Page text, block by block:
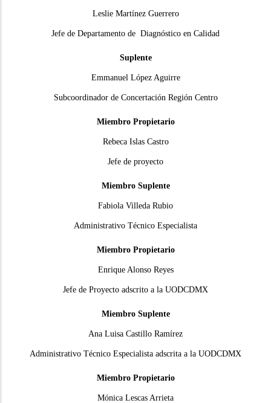
Leslie Martínez Guerrero
Jefe de Departamento de Diagnóstico en Calidad
Suplente
Emmanuel López Aguirre
Subcoordinador de Concertación Región Centro
Miembro Propietario
Rebeca Islas Castro
Jefe de proyecto
Miembro Suplente
Fabiola Villeda Rubio
Administrativo Técnico Especialista
Miembro Propietario
Enrique Alonso Reyes
Jefe de Proyecto adscrito a la UODCDMX
Miembro Suplente
Ana Luisa Castillo Ramírez
Administrativo Técnico Especialista adscrita a la UODCDMX
Miembro Propietario
Mónica Lescas Arrieta